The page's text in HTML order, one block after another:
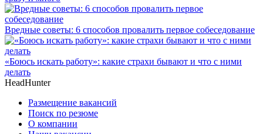
Вредные советы: 6 способов провалить первое собеседование
«Боюсь искать работу»: какие страхи бывают и что с ними
делать
HeadHunter
Размещение вакансий
Поиск по резюме
О компании